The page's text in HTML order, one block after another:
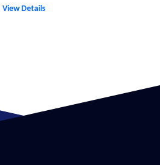
View Details